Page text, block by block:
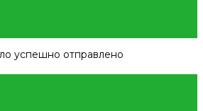
успешно отправлено